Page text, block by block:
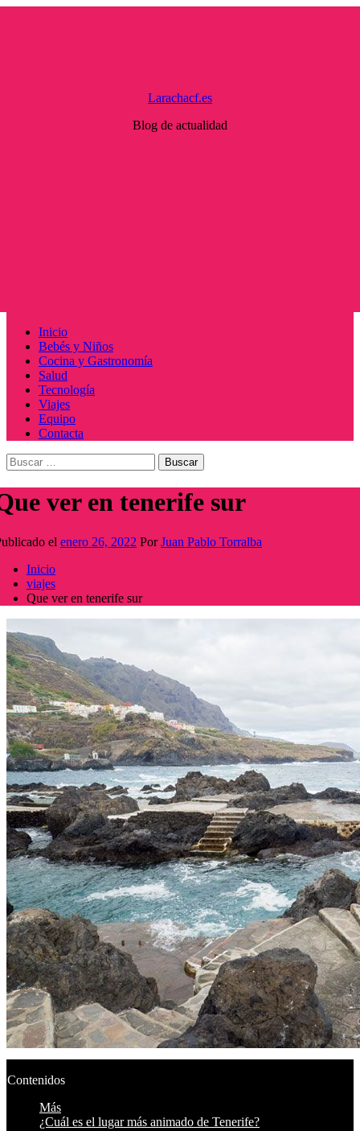
Larachacf.es
Blog de actualidad
Menú
principal
Inicio
Bebés y Niños
Cocina y Gastronomía
Salud
Tecnología
Viajes
Equipo
Contacta
Buscar:
ver en tenerife sur
el enero 26, 2022 PorJuan Pablo Torralba
Inicio
viajes
Que ver en tenerife sur
Contenidos
Más
¿Cuál es el lugar más animado de Tenerife?